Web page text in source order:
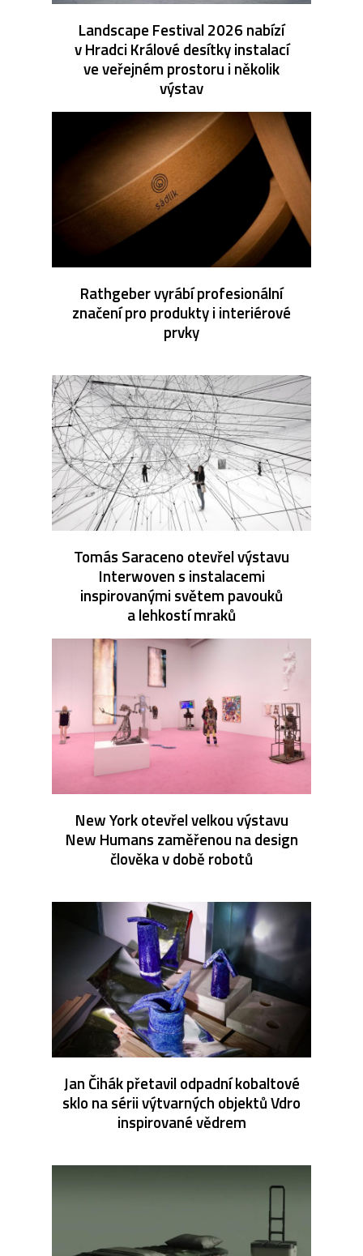
Landscape Festival 2026 nabízí
v Hradci Králové desítky instalací
ve veřejném prostoru i několik
výstav
Rathgeber vyrábí profesionální
značení pro produkty i interiérové
prvky
Tomás Saraceno otevřel výstavu
Interwoven s instalacemi
inspirovanými světem pavouků
a lehkostí mraků
New York otevřel velkou výstavu
New Humans zaměřenou na design
člověka v době robotů
Jan Čihák přetavil odpadní kobaltové
sklo na sérii výtvarných objektů Vdro
inspirované vědrem